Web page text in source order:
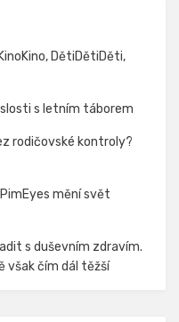
DětiDětiDěti,
s letním táborem
rodičovské kontroly?
mění svět
s duševním zdravím.
však čím dál těžší